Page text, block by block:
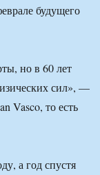
будущего
но в 60 лет
сил», —
Vasco, то есть
а год спустя